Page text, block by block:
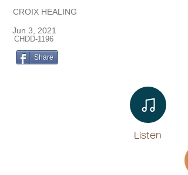
CROIX HEALING
Jun 3, 2021
CHDD-1196
Share
Listen​